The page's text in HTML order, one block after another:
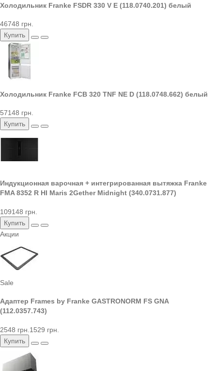
Холодильник Franke FSDR 330 V E (118.0740.201) белый
46748 грн.
Купить
Холодильник Franke FCB 320 TNF NE D (118.0748.662) белый
57148 грн.
Купить
Индукционная варочная + интегрированная вытяжка Franke
FMA 8352 R HI Maris 2Gether Midnight (340.0731.877)
109148 грн.
Купить
Акции
Sale
Адаптер Frames by Franke GASTRONORM FS GNA
(112.0357.743)
2548 грн. 1529 грн.
Купить